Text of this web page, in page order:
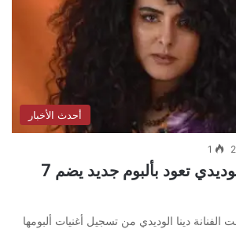
أحدث الأخبار
1
“بندهلك”.. دينا الوديدي تعود بألبوم جديد يضم 7
دينا الوديدي من تسجيل أغنيات ألبومها